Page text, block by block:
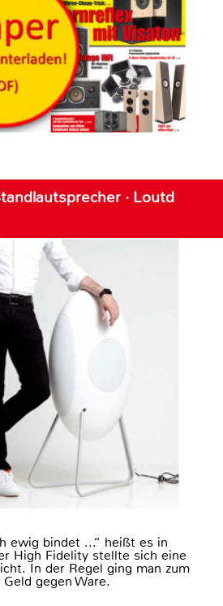
· Loutd
ewig bindet ...“ heißt es in
High Fidelity stellte sich eine
In der Regel ging man zum
gegen Ware.